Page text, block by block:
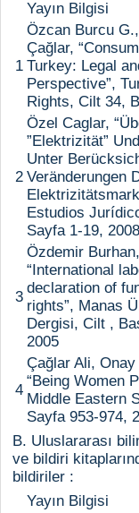
Yayın Bilgisi
1
Özcan Burcu
Çağlar,
Turkey: Legal
Perspective”,
Rights, Cilt 34,
2
Özel Caglar,
”Elektrizität”
Unter
Veränderungen
Estudios
Sayfa 1-19, 2008
3
Özdemir
“International
declaration of
rights”, Manas
Dergisi, Cilt ,
2005
4
Çağlar Ali,
“Being Women
Middle Eastern
Sayfa 953-974,
B. Uluslararası
ve bildiri
bildiriler :
Yayın Bilgisi